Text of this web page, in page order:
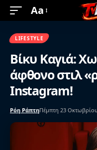
Aa
LIFESTYLE
Βίκυ Καγιά:
άφθονο στιλ
Instagram!
Ρόη ΡάπτηΠέμπτη 23